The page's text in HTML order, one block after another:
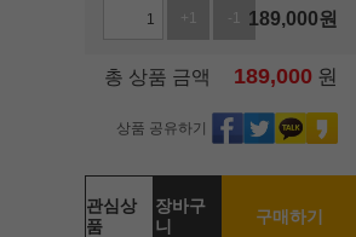
+1 -1 189,000원
총 상품 금액 189,000 원
상품 공유하기
관심상
품
장바구
니
구매하기